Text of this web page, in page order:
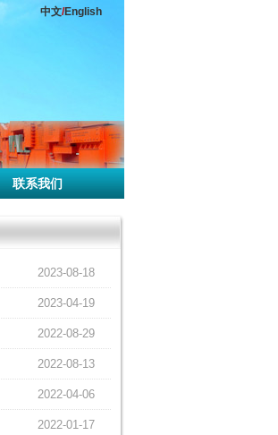
中文/English
联系我们
2023-08-18
2023-04-19
2022-08-29
2022-08-13
2022-04-06
2022-01-17